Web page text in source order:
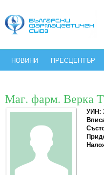
НОВИНИ ПРЕСЦЕНТЪР
Маг. фарм. Верка
УИН: